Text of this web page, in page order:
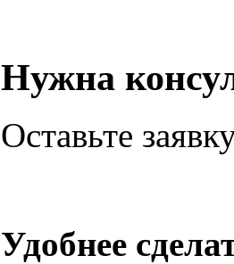
Нужна
Оставьте
Удобнее